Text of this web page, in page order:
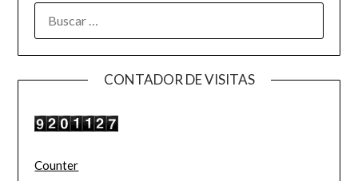
CONTADOR DE VISITAS
Counter